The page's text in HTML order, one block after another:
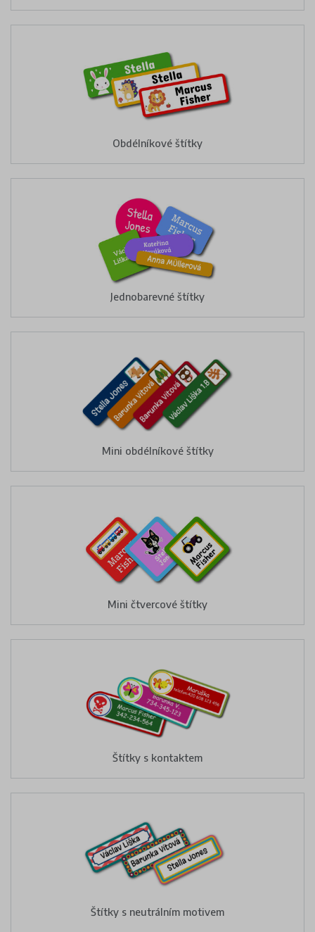
Obdélníkové štítky
Jednobarevné štítky
Mini obdélníkové štítky
Mini čtvercové štítky
Štítky s kontaktem
Štítky s neutrálním motivem